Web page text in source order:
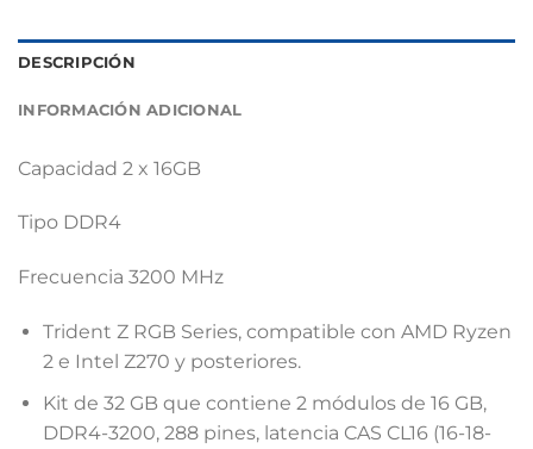
DESCRIPCIÓN
INFORMACIÓN ADICIONAL
Capacidad 2 x 16GB
Tipo DDR4
Frecuencia 3200 MHz
Trident Z RGB Series, compatible con AMD Ryzen
2 e Intel Z270 y posteriores.
Kit de 32 GB que contiene 2 módulos de 16 GB,
DDR4-3200, 288 pines, latencia CAS CL16 (16-18-